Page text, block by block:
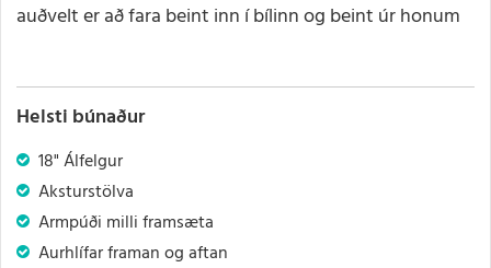
auðvelt er að fara beint inn í bílinn og beint úr honum
Helsti búnaður
18" Álfelgur
Aksturstölva
Armpúði milli framsæta
Aurhlífar framan og aftan